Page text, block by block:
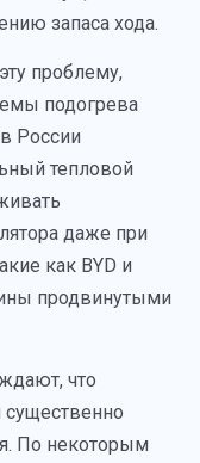
запаса хода.
проблему,
подогрева
России
тепловой
даже при
как BYD и
продвинутыми
что
существенно
По некоторым